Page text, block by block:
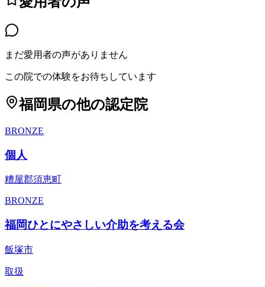
まだ愛用者の声がありません
この院での体験をお待ちしています
福岡県の他の認定院
BRONZE
個人
糟屋郡須恵町
BRONZE
福岡ひとにやさしい介助を考える会
飯塚市
取扱